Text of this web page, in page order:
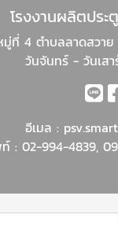
โรงงานผลิตปร
มู่ที่ 4 ตำบลลาดสวา
วันจันทร์ - วันเส
อีเมล :
: 02-994-4839,